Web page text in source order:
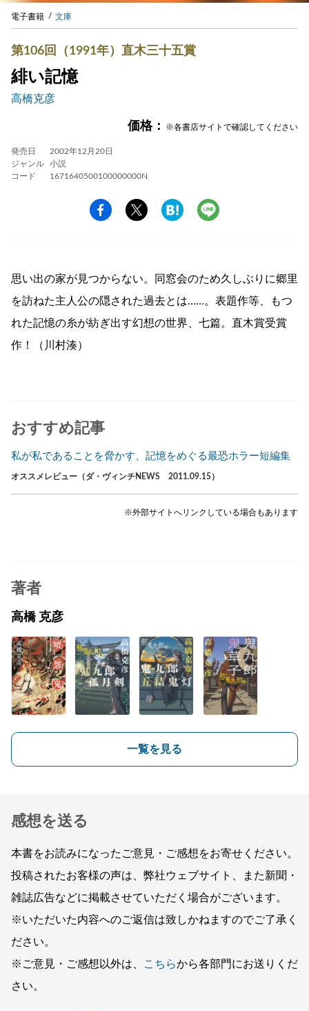
電子書籍 文庫
第106回（1991年）直木三十五賞
緋い記憶
高橋克彦
価格： ※各書店サイトで確認してください
発売日
2002年12月20日
ジャンル
小説
コード
1671640500100000000N
思い出の家が見つからない。同窓会のため久しぶりに郷里
を訪ねた主人公の隠された過去とは……。表題作等、もつ
れた記憶の糸が紡ぎ出す幻想の世界、七篇。直木賞受賞
作！（川村湊）
おすすめ記事
私が私であることを脅かす、記憶をめぐる最恐ホラー短編集
オススメレビュー（ダ・ヴィンチNEWS 2011.09.15）
※外部サイトへリンクしている場合もあります
著者
高橋 克彦
一覧を見る
感想を送る
本書をお読みになったご意見・ご感想をお寄せください。
投稿されたお客様の声は、弊社ウェブサイト、また新聞・
雑誌広告などに掲載させていただく場合がございます。
※いただいた内容へのご返信は致しかねますのでご了承く
ださい。
※ご意見・ご感想以外は、
こちらから各部門にお送りくだ
さい。